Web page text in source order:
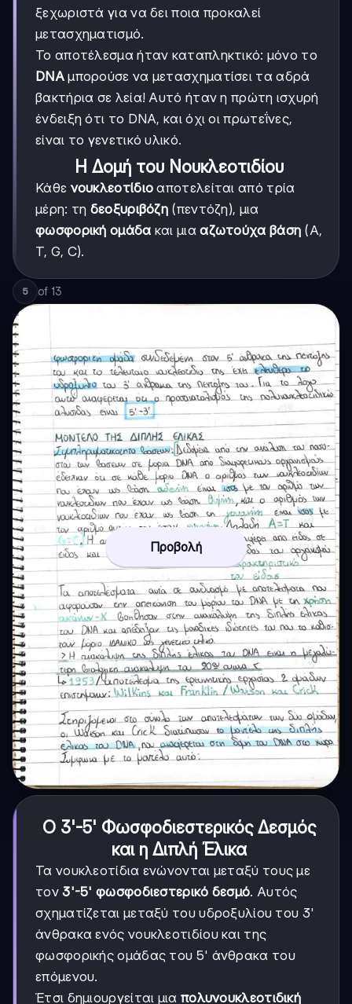
ξεχωριστά για να δει ποια προκαλεί
μετασχηματισμό.
Το αποτέλεσμα ήταν καταπληκτικό: μόνο το
DNAμπορούσε να μετασχηματίσει τα αδρά
βακτήρια σε λεία! Αυτό ήταν η πρώτη ισχυρή
ένδειξη ότι το DNA, και όχι οι πρωτεΐνες,
είναι το γενετικό υλικό.
Η Δομή του Νουκλεοτιδίου
Κάθε νουκλεοτίδιο αποτελείται από τρία
μέρη: τη δεοξυριβόζη (πεντόζη), μια
φωσφορική ομάδα και μιααζωτούχα βάση (A,
T, G, C).
5 of 13
Προβολή
Ο 3'-5' Φωσφοδιεστερικός Δεσμός
και η Διπλή Έλικα
Τα νουκλεοτίδια ενώνονται μεταξύ τους με
τον3'-5' φωσφοδιεστερικό δεσμό. Αυτός
σχηματίζεται μεταξύ του υδροξυλίου του 3'
άνθρακα ενός νουκλεοτιδίου και της
φωσφορικής ομάδας του 5' άνθρακα του
επόμενου.
Έτσι δημιουργείται μια πολυνουκλεοτιδική